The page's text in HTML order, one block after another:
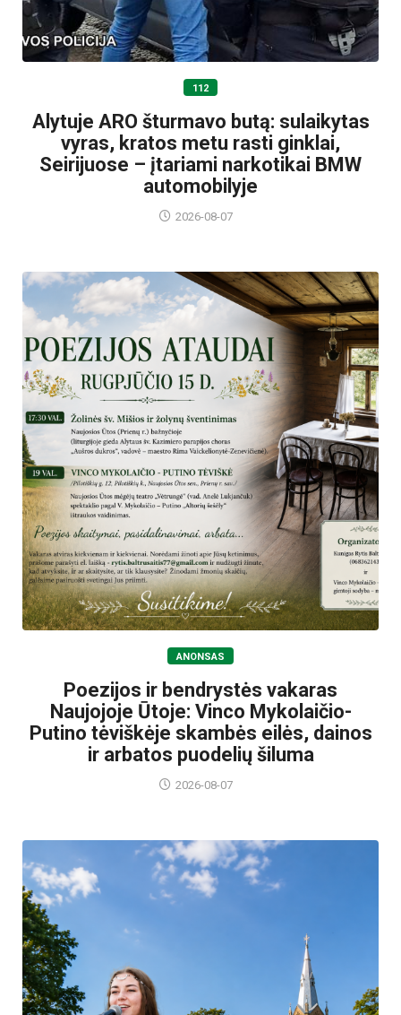
112
Alytuje ARO šturmavo butą: sulaikytas
vyras, kratos metu rasti ginklai,
Seirijuose – įtariami narkotikai BMW
automobilyje
2026-08-07
ANONSAS
Poezijos ir bendrystės vakaras
Naujojoje Ūtoje: Vinco Mykolaičio-
Putino tėviškėje skambės eilės, dainos
ir arbatos puodelių šiluma
2026-08-07